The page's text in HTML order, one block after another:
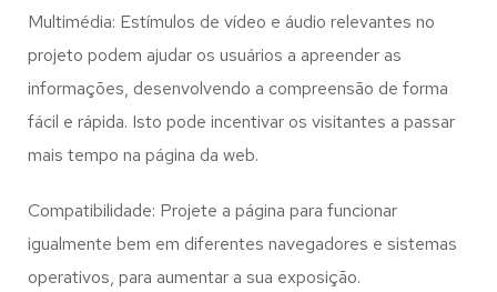
Multimédia: Estímulos de vídeo e áudio relevantes no
projeto podem ajudar os usuários a apreender as
informações, desenvolvendo a compreensão de forma
fácil e rápida. Isto pode incentivar os visitantes a passar
mais tempo na página da web.
Compatibilidade: Projete a página para funcionar
igualmente bem em diferentes navegadores e sistemas
operativos, para aumentar a sua exposição.